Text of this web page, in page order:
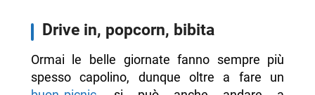
Drive in, popcorn, bibita
Ormai le belle giornate fanno sempre più
spesso capolino, dunque oltre a fare un